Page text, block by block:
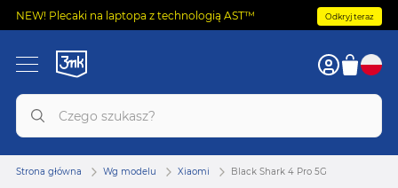
NEW! Plecaki na laptopa z technologią AST™ Odkryj teraz
Strona główna Wg modelu Xiaomi Black Shark 4 Pro 5G